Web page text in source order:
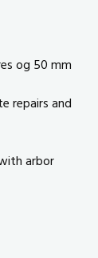
og 50 mm
repairs and
arbor